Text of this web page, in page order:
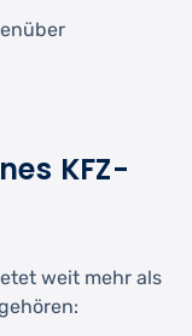
KFZ-
weit mehr als